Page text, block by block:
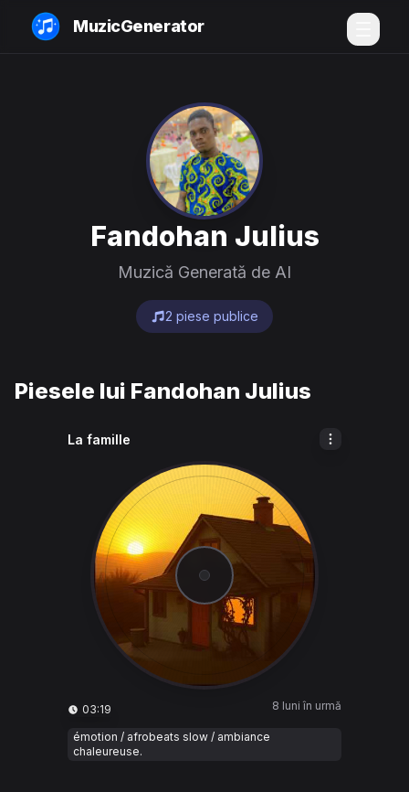
MuzicGenerator
Fandohan Julius
Muzică Generată de AI
2 piese publice
Piesele lui Fandohan Julius
La famille
03:19 8 luni în urmă
émotion / afrobeats slow / ambiance
chaleureuse.